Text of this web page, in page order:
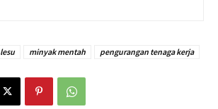
lesu minyak mentah pengurangan tenaga kerja